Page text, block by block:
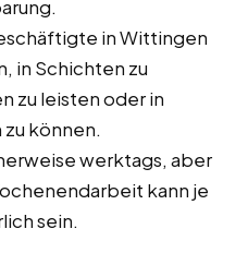
in Wittingen
in Schichten zu
zu leisten oder in
können.
werktags, aber
kann je
sein.